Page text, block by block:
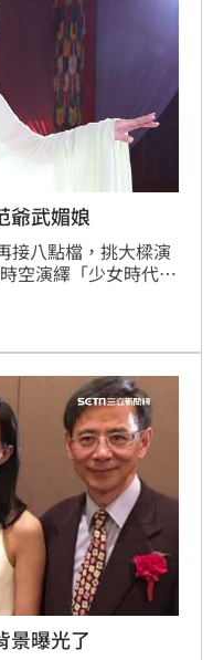
爺武媚娘
接八點檔，挑大樑演
空演繹「少女時代」
讓陳美鳳少女心瞬間
」。
曝光了